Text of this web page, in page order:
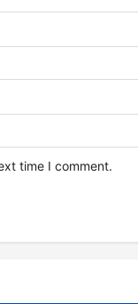
time I comment.